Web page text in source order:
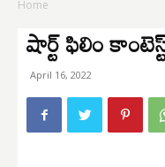
Home
షార్ట్ ఫిలిం
April 16, 2022